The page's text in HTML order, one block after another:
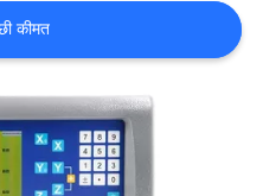
कीमत